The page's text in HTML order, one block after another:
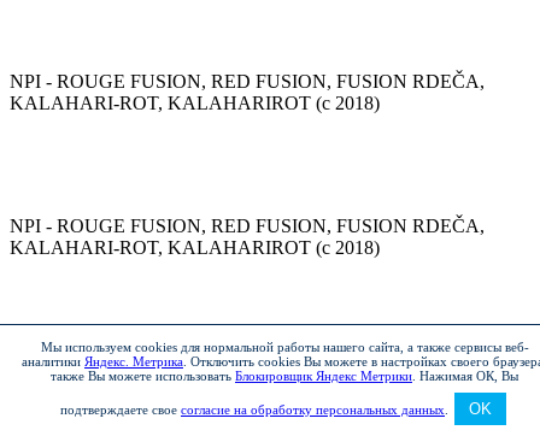
NPI - ROUGE FUSION, RED FUSION, FUSION RDEČA,
KALAHARI-ROT, KALAHARIROT (с 2018)
NPI - ROUGE FUSION, RED FUSION, FUSION RDEČA,
KALAHARI-ROT, KALAHARIROT (с 2018)
KNG - GRIS CASSIOPEE, CASSIOPEE GREY,
CASSIOPEE HARMAA, STAHL-GRAU, CASSIOPEE
GRAU (Серая Кассиопея) (с 2020)
Мы используем cookies для нормальной работы нашего сайта, а также сервисы веб-
аналитики Яндекс. Метрика Отключить cookies Вы можете в настройках своего
также Вы можете использовать Блокировщик Яндекс Метрики Нажимая ОК, Вы
подтверждаете свое согласие на обработку персональных данных OK